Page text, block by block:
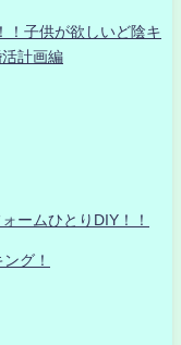
！子供が欲しいど陰キ
計画編
ームひとりDIY！！
グ！